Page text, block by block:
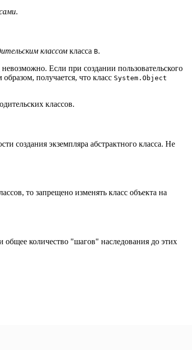
.
классом класса B.
невозможно. Если при создании пользовательского
получается, что класс System.Object
классов.
создания экземпляра абстрактного класса. Не
то запрещено изменять класс объекта на
общее количество "шагов" наследования до этих